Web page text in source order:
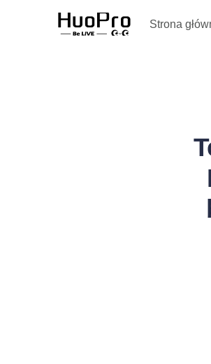
Strona
Serwis i